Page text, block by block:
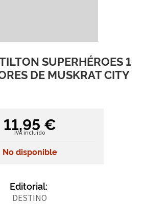
SUPERHÉROES 1
DE MUSKRAT CITY
11,95 €
IVA incluido
No disponible
Editorial:
DESTINO